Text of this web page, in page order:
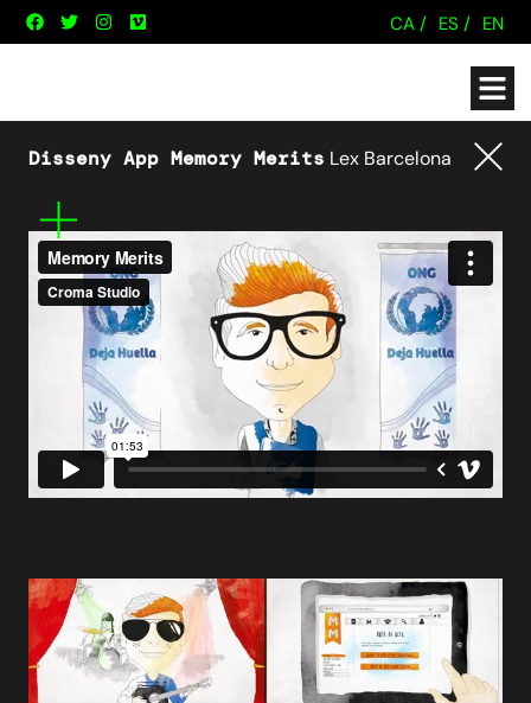
CA / ES / EN
Disseny App Memory Merits Lex Barcelona
Mes
informació